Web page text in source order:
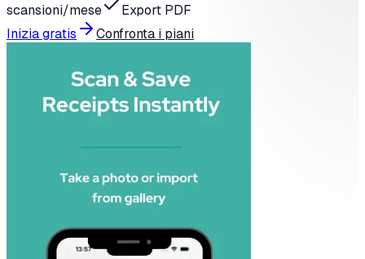
scansioni/mese
Export PDF
Inizia gratis
Confronta i piani